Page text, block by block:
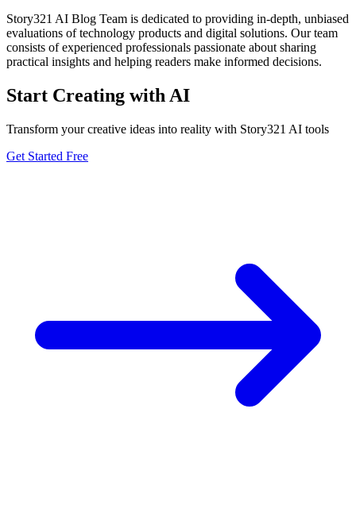
Story321 AI Blog Team is dedicated to providing in-depth, unbiased
evaluations of technology products and digital solutions. Our team
consists of experienced professionals passionate about sharing
practical insights and helping readers make informed decisions.
Start Creating with AI
Transform your creative ideas into reality with Story321 AI tools
Get Started Free